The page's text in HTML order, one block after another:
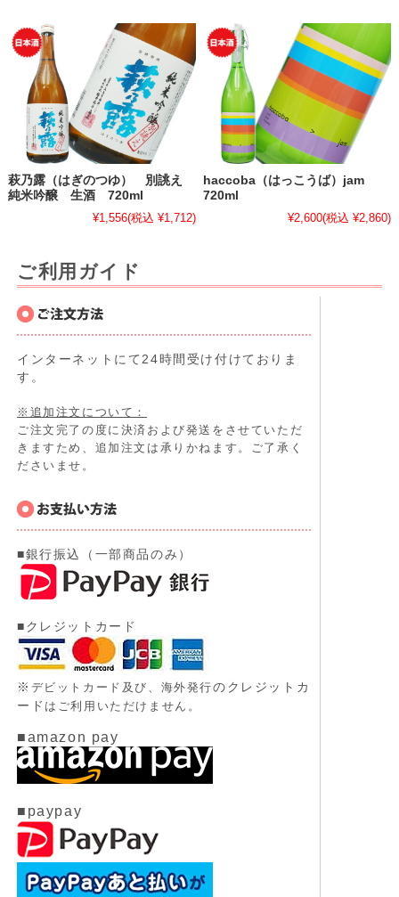
萩乃露（はぎのつゆ） 別誂え
純米吟醸 生酒 720ml
¥1,556(税込 ¥1,712)
haccoba（はっこうば）jam
720ml
¥2,600(税込 ¥2,860)
ご利用ガイド
インターネットにて24時間受け付けておりま
す。
※追加注文について：
ご注文完了の度に決済および発送をさせていただ
きますため、追加注文は承りかねます。ご了承く
ださいませ。
■銀行振込（一部商品のみ）
■クレジットカード
※ デビットカード及び、 海外発行のクレジットカ
ード はご利用いただけません。
■amazon pay
■paypay